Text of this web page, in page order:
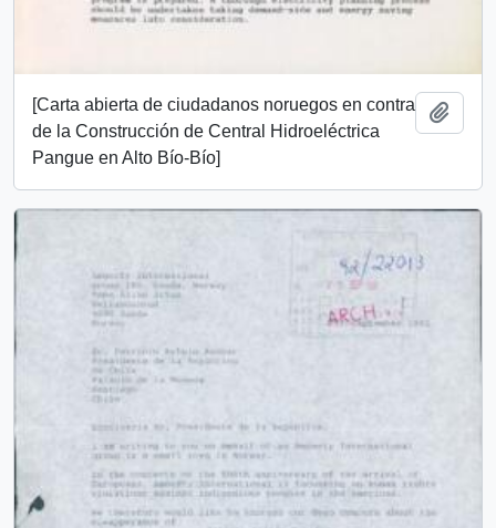
[Carta abierta de ciudadanos noruegos en contra
de la Construcción de Central Hidroeléctrica
Pangue en Alto Bío-Bío]